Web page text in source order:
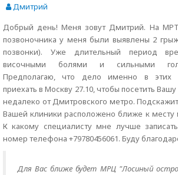
Дмитрий
Добрый день! Меня зовут Дмитрий. На
позвоночника у меня были выявлены 2
позвонки). Уже длительный период
височными болями и сильными
Предполагаю, что дело именно в этих
приехать в Москву 27.10, чтобы посетить
недалеко от Дмитровского метро.
Вашей клиники расположено ближе к месту
К какому специалисту мне лучше
номер телефона +79780456061. Буду
Для Вас ближе будет МРЦ "Лосиный